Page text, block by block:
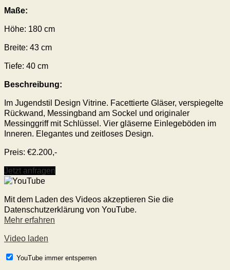
Maße:
Höhe: 180 cm
Breite: 43 cm
Tiefe: 40 cm
Beschreibung:
Im Jugendstil Design Vitrine. Facettierte Gläser, verspiegelte
Rückwand, Messingband am Sockel und originaler
Messinggriff mit Schlüssel. Vier gläserne Einlegeböden im
Inneren. Elegantes und zeitloses Design.
Preis: €2.200,-
Jetzt anfragen
Mit dem Laden des Videos akzeptieren Sie die
Datenschutzerklärung von YouTube.
Mehr erfahren
Video laden
YouTube immer entsperren